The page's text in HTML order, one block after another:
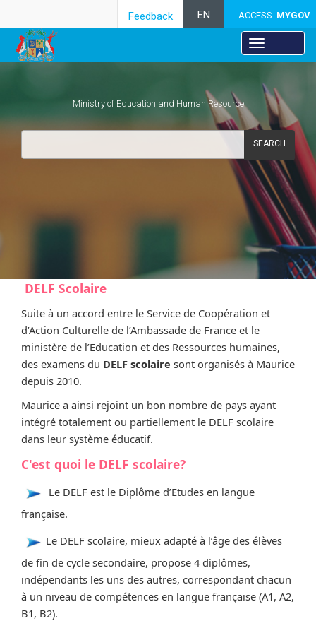
ACCESS MYGOV
EN
Feedback
Ministry of Education and Human Resource
SEARCH
DELF Scolaire
Suite à un accord entre le Service de Coopération et
d’Action Culturelle de l’Ambassade de France et le
ministère de l’Education et des Ressources humaines,
des examens du DELF scolaire sont organisés à Maurice
depuis 2010.​
Maurice a ainsi rejoint un bon nombre de pays ayant
intégré totalement ou partiellement le DELF scolaire
dans leur système éducatif.
C'est quoi le DELF scolaire?
Le DELF est le Diplôme d’Etudes en langue
française.
Le DELF scolaire, mieux adapté à l’âge des élèves
de fin de cycle secondaire, propose 4 diplômes,
indépendants les uns des autres, correspondant chacun
à un niveau de compétences en langue française (A1, A2,
B1, B2).